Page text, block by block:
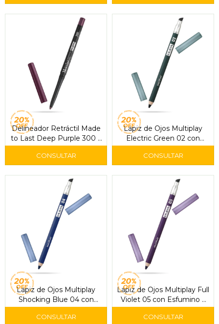
Delineador Retráctil Made
to Last Deep Purple 300 –
Pupa
Lápiz de Ojos Multiplay
Electric Green 02 con
Esfumino – Pupa
Lápiz de Ojos Multiplay
Shocking Blue 04 con
Esfumino – Pupa
Lápiz de Ojos Multiplay Full
Violet 05 con Esfumino –
Pupa